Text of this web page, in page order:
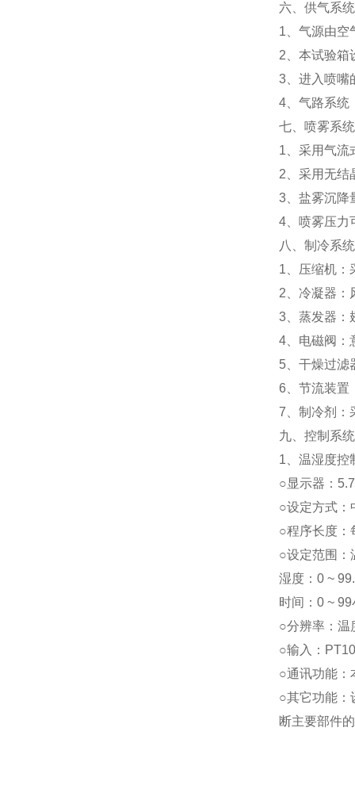
六、供气系统
1、气源由空
2、本试验箱
3、进入喷嘴
4、气路系统
七、喷雾系
1、采用气流
2、采用无结
3、盐雾沉降
4、喷雾压力
八、制冷系统
1、压缩机：
2、冷凝器：
3、蒸发器：
4、电磁阀：
5、干燥过滤
6、节流装置
7、制冷剂：
九、控制系统
1、温湿度控
○显示器：
○设定方式：
○程序长度：
○设定范围
湿度：0 ~
时间：0 ~
○分辨率：温
○输入：
○通讯功能：
○其它功能：
断主要部件